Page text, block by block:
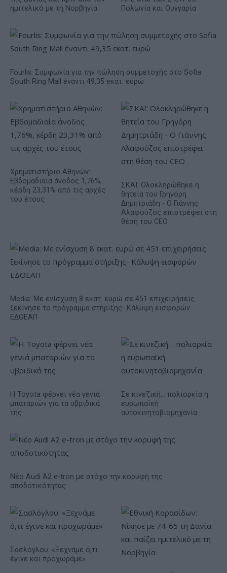
ημιτελικό με τη Νορβηγία
Πολωνία και Ουγγαρία
Fourlis: Συμφωνία για την πώληση συμμετοχής στο Sofia
South Ring Mall έναντι 49,35 εκατ. ευρώ
Χρηματιστήριο Αθηνών:
Εβδομαδιαία άνοδος 1,76%,
κέρδη 23,31% από τις αρχές
του έτους
ΣΚΑΪ: Ολοκληρώθηκε η
θητεία του Γρηγόρη
Δημητριάδη - Ο Γιάννης
Αλαφούζος επιστρέφει στη
θέση του CEO
Media: Με ενίσχυση 8 εκατ. ευρώ σε 451 επιχειρήσεις
ξεκίνησε το πρόγραμμα στήριξης- Κάλυψη εισφορών
ΕΔΟΕΑΠ
Η Toyota φέρνει νέα γενιά
μπαταριών για τα υβριδικά
της
Σε κινεζική… πολιορκία η
ευρωπαϊκή
αυτοκινητοβιομηχανία
Νέο Audi A2 e-tron με στόχο την κορυφή της
αποδοτικότητας
Σασλόγλου: «Ξεχνάμε ό,τι
έγινε και προχωράμε»